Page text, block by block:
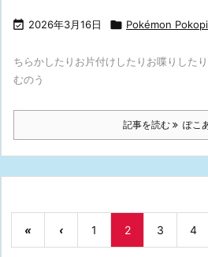
 2026年3月16日  Pokémon
ちらかしたりお片付けしたりお喋りした
むのう
記事を読む ぽこ
« ‹ 1 2 3 4